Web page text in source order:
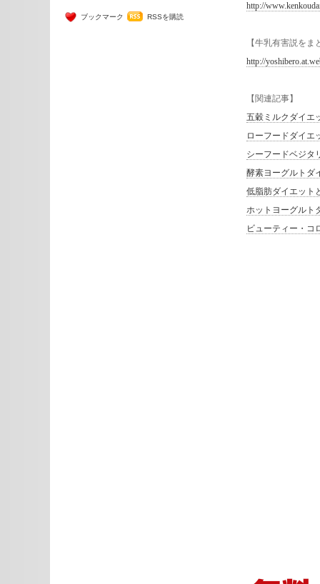
http://
【牛乳有害説を
http://
【関連記事】
五穀ミルクダイエ
ローフードダイエ
シーフードベジタ
酵素ヨーグルトダ
低脂肪ダイエット
ホットヨーグルト
ビューティー・
ブックマーク RSSを購読